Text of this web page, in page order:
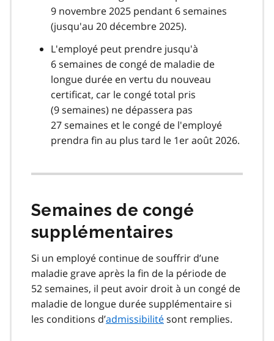
9 novembre 2025 pendant 6 semaines
(jusqu'au 20 décembre 2025).
L'employé peut prendre jusqu'à
6 semaines de congé de maladie de
longue durée en vertu du nouveau
certificat, car le congé total pris
(9 semaines) ne dépassera pas
27 semaines et le congé de l'employé
prendra fin au plus tard le 1er août 2026.
Semaines de congé
supplémentaires
Si un employé continue de souffrir d’une
maladie grave après la fin de la période de
52 semaines, il peut avoir droit à un congé de
maladie de longue durée supplémentaire si
les conditions d’admissibilitésont remplies.